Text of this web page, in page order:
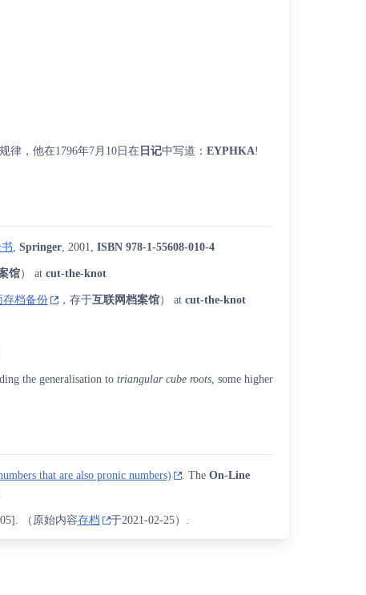
律，他在1796年7月10日在 日记中写道：EYPHKA!
,Springer, 2001,ISBN 978-1-55608-010-4
馆） atcut-the-knot
存档备份 ，存于互联网档案馆） atcut-the-knot
the generalisation totriangular cube roots, some higher
that are also pronic numbers) . The On-Line
] . （原始内容存档 于2021-02-25）.